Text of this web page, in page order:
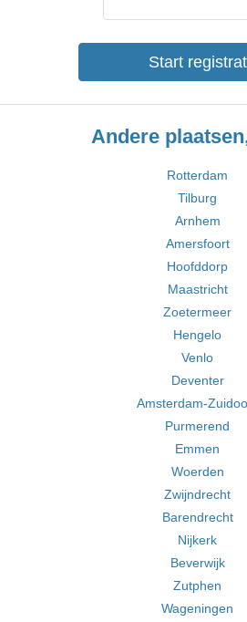
Start
Andere
Rotterdam
Tilburg
Arnhem
Amersfoort
Hoofddorp
Maastricht
Zoetermeer
Hengelo
Venlo
Deventer
Amsterdam-
Purmerend
Emmen
Woerden
Zwijndrecht
Barendrecht
Nijkerk
Beverwijk
Zutphen
Wageningen